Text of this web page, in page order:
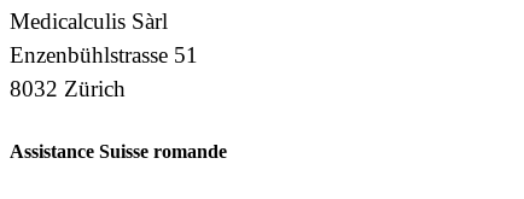
Medicalculis Sàrl
Enzenbühlstrasse 51
8032 Zürich
Assistance Suisse romande